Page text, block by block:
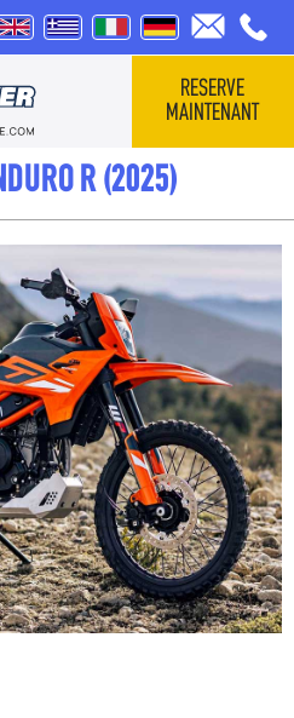
RESERVE
MAINTENANT
R (2025)